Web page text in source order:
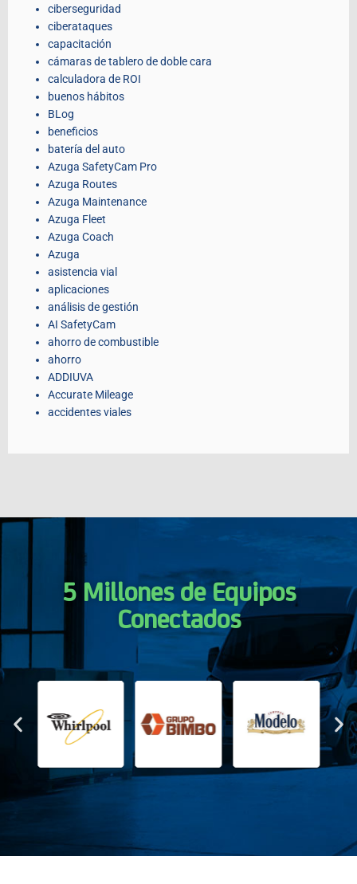
ciberseguridad
ciberataques
capacitación
cámaras de tablero de doble cara
calculadora de ROI
buenos hábitos
BLog
beneficios
batería del auto
Azuga SafetyCam Pro
Azuga Routes
Azuga Maintenance
Azuga Fleet
Azuga Coach
Azuga
asistencia vial
aplicaciones
análisis de gestión
AI SafetyCam
ahorro de combustible
ahorro
ADDIUVA
Accurate Mileage
accidentes viales
5 Millones de Equipos
Conectados